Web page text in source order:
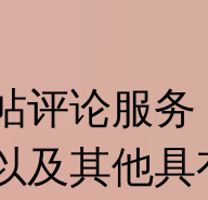
评论服
及其他